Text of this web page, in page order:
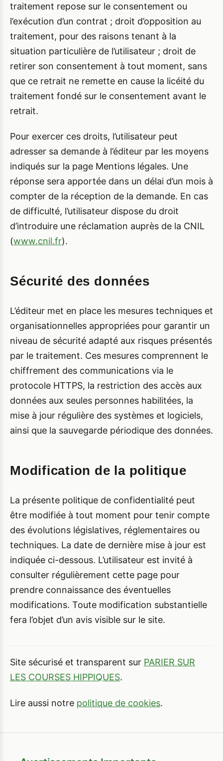
traitement repose sur le consentement ou
l’exécution d’un contrat ; droit d’opposition au
traitement, pour des raisons tenant à la
situation particulière de l’utilisateur ; droit de
retirer son consentement à tout moment, sans
que ce retrait ne remette en cause la licéité du
traitement fondé sur le consentement avant le
retrait.
Pour exercer ces droits, l’utilisateur peut
adresser sa demande à l’éditeur par les moyens
indiqués sur la page Mentions légales. Une
réponse sera apportée dans un délai d’un mois à
compter de la réception de la demande. En cas
de difficulté, l’utilisateur dispose du droit
d’introduire une réclamation auprès de la CNIL
(www.cnil.fr).
Sécurité des données
L’éditeur met en place les mesures techniques et
organisationnelles appropriées pour garantir un
niveau de sécurité adapté aux risques présentés
par le traitement. Ces mesures comprennent le
chiffrement des communications via le
protocole HTTPS, la restriction des accès aux
données aux seules personnes habilitées, la
mise à jour régulière des systèmes et logiciels,
ainsi que la sauvegarde périodique des données.
Modification de la politique
La présente politique de confidentialité peut
être modifiée à tout moment pour tenir compte
des évolutions législatives, réglementaires ou
techniques. La date de dernière mise à jour est
indiquée ci-dessous. L’utilisateur est invité à
consulter régulièrement cette page pour
prendre connaissance des éventuelles
modifications. Toute modification substantielle
fera l’objet d’un avis visible sur le site.
Site sécurisé et transparent sur PARIER SUR
LES COURSES HIPPIQUES.
Lire aussi notre politique de cookies.